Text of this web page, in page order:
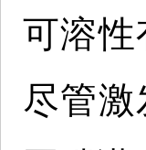
可溶
尽管